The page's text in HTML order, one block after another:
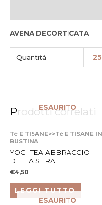
AVENA DECORTICATA
Quantità
Prodotti correlati
ESAURITO
Tè E TISANE>>Tè E TISANE IN
BUSTINA
YOGI TEA ABBRACCIO
DELLA SERA
€4,50
LEGGI TUTTO
ESAURITO